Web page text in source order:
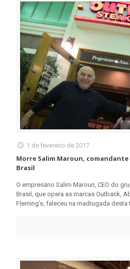
1 de fevereiro de 2017
Morre Salim Maroun,
Brasil
O empresário Salim Maroun, CEO do
Brasil, que opera as marcas Outback,
Fleming’s, faleceu na madrugada